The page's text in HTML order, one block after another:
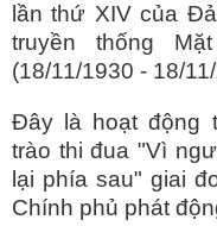
lần thứ XIV của
truyền thống
(18/11/1930 - 18/
Đây là hoạt động
trào thi đua "Vì
lại phía sau" giai
Chính phủ phát